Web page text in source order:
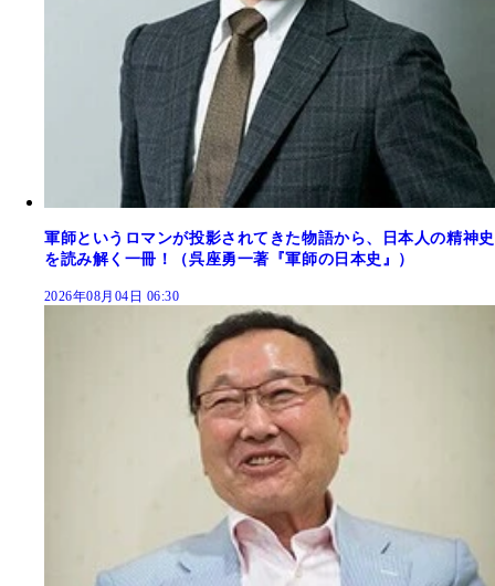
軍師というロマンが投影されてきた物語から、日本人の精神史
を読み解く一冊！（呉座勇一著『軍師の日本史』）
2026年08月04日 06:30